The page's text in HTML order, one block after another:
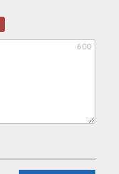
600